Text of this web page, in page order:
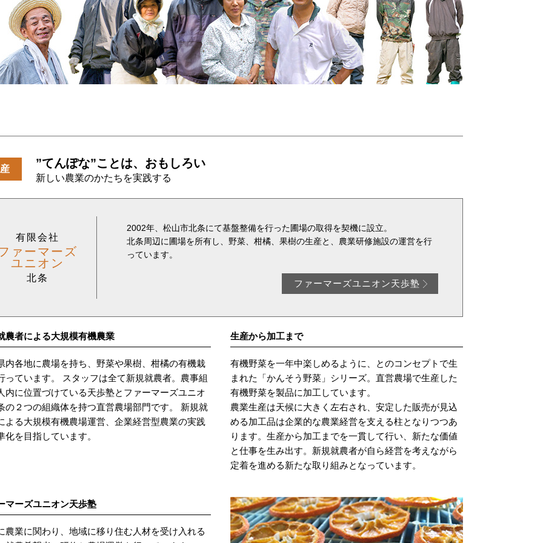
”てんぽな”ことは、おもしろい
新しい農業のかたちを実践する
有限会社
ァーマーズ
ユニオン
北条
2002年、松山市北条にて基盤整備を行った圃場の取得を契機に設立。
北条周辺に圃場を所有し、野菜、柑橘、果樹の生産と、農業研修施設の運営を行
っています。
ファーマーズユニオン天歩塾
農者による大規模有機農業
内各地に農場を持ち、野菜や果樹、柑橘の有機栽
っています。 スタッフは全て新規就農者。農事組
内に位置づけている天歩塾とファーマーズユニオ
の２つの組織体を持つ直営農場部門です。 新規就
よる大規模有機農場運営、企業経営型農業の実践
化を目指しています。
生産から加工まで
有機野菜を一年中楽しめるように、とのコンセプトで生
まれた「かんそう野菜」シリーズ。直営農場で生産した
有機野菜を製品に加工しています。
農業生産は天候に大きく左右され、安定した販売が見込
める加工品は企業的な農業経営を支える柱となりつつあ
ります。生産から加工までを一貫して行い、新たな価値
と仕事を生み出す。新規就農者が自ら経営を考えながら
定着を進める新たな取り組みとなっています。
マーズユニオン天歩塾
農業に関わり、地域に移り住む人材を受け入れる